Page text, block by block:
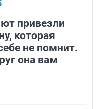
привезли
которая
не помнит.
она вам